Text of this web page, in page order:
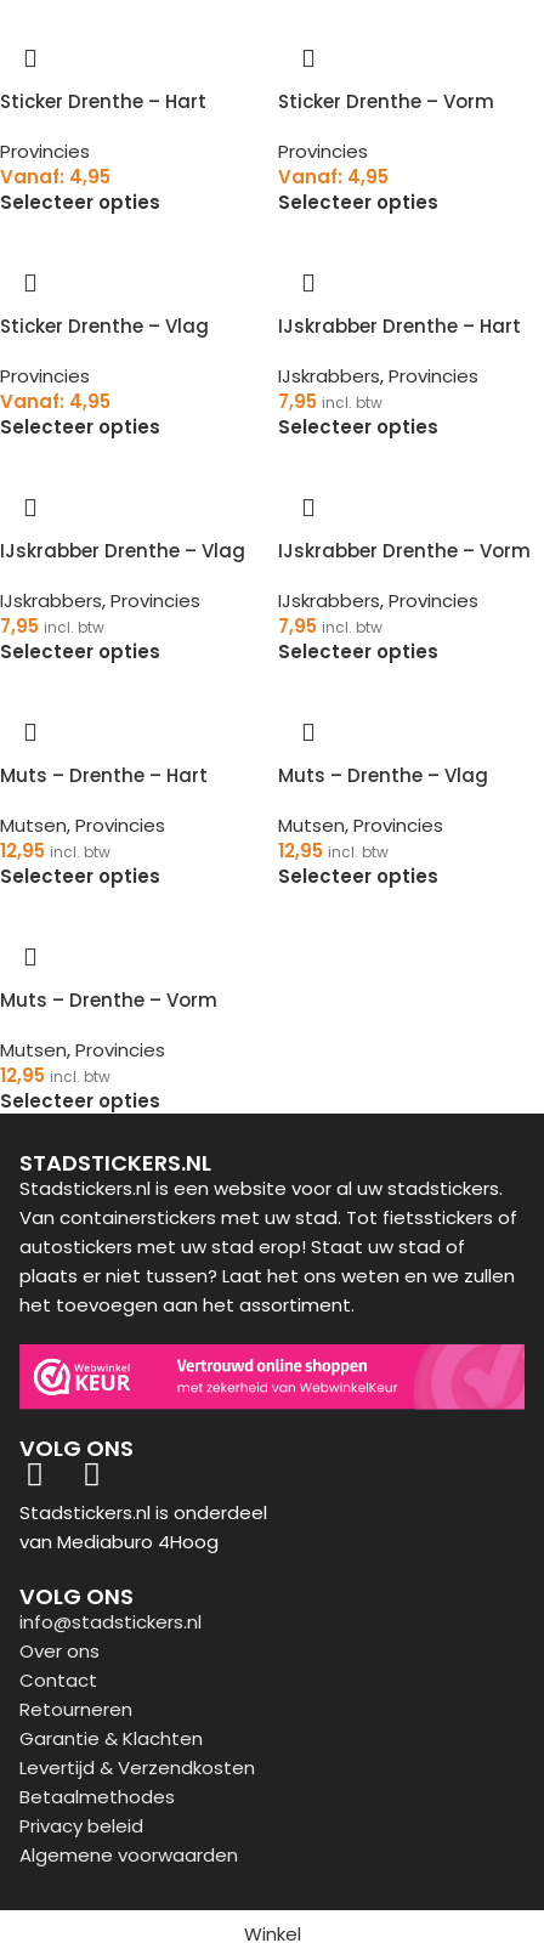
Sticker Drenthe – Hart
Provincies
Vanaf: 4,95
Selecteer opties
Sticker Drenthe – Vorm
Provincies
Vanaf: 4,95
Selecteer opties
Sticker Drenthe – Vlag
Provincies
Vanaf: 4,95
Selecteer opties
IJskrabber Drenthe – Hart
IJskrabbers,Provincies
7,95 incl. btw
Selecteer opties
IJskrabber Drenthe – Vlag
IJskrabbers,Provincies
7,95 incl. btw
Selecteer opties
IJskrabber Drenthe – Vorm
IJskrabbers,Provincies
7,95 incl. btw
Selecteer opties
Muts – Drenthe – Hart
Mutsen,Provincies
12,95 incl. btw
Selecteer opties
Muts – Drenthe – Vlag
Mutsen,Provincies
12,95 incl. btw
Selecteer opties
Muts – Drenthe – Vorm
Mutsen,Provincies
12,95 incl. btw
Selecteer opties
STADSTICKERS.NL
Stadstickers.nl is een website voor al uw stadstickers.
Van containerstickers met uw stad. Tot fietsstickers of
autostickers met uw stad erop! Staat uw stad of
plaats er niet tussen? Laat het ons weten en we zullen
het toevoegen aan het assortiment.
VOLG ONS
Stadstickers.nl is onderdeel
van Mediaburo 4Hoog
VOLG ONS
info@stadstickers.nl
Over ons
Contact
Retourneren
Garantie & Klachten
Levertijd & Verzendkosten
Betaalmethodes
Privacy beleid
Algemene voorwaarden
Winkel